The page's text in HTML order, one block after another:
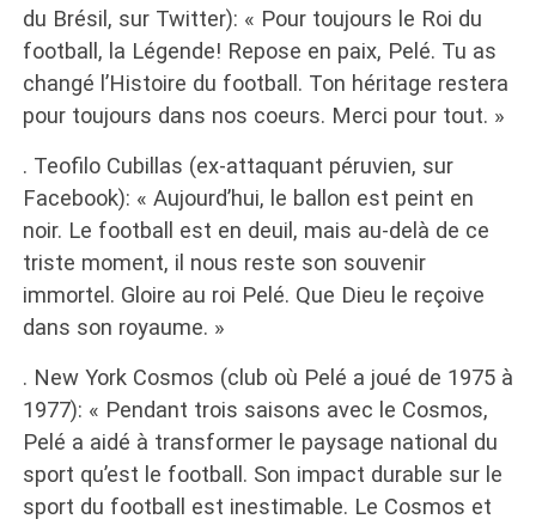
du Brésil, sur Twitter): « Pour toujours le Roi du
football, la Légende! Repose en paix, Pelé. Tu as
changé l’Histoire du football. Ton héritage restera
pour toujours dans nos coeurs. Merci pour tout. »
. Teofilo Cubillas (ex-attaquant péruvien, sur
Facebook): « Aujourd’hui, le ballon est peint en
noir. Le football est en deuil, mais au-delà de ce
triste moment, il nous reste son souvenir
immortel. Gloire au roi Pelé. Que Dieu le reçoive
dans son royaume. »
. New York Cosmos (club où Pelé a joué de 1975 à
1977): « Pendant trois saisons avec le Cosmos,
Pelé a aidé à transformer le paysage national du
sport qu’est le football. Son impact durable sur le
sport du football est inestimable. Le Cosmos et